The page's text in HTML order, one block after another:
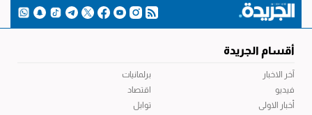
أقسام الجريدة
آخر الاخبار
فيديو
أخبار الاولى
برلمانيات
اقتصاد
توابل